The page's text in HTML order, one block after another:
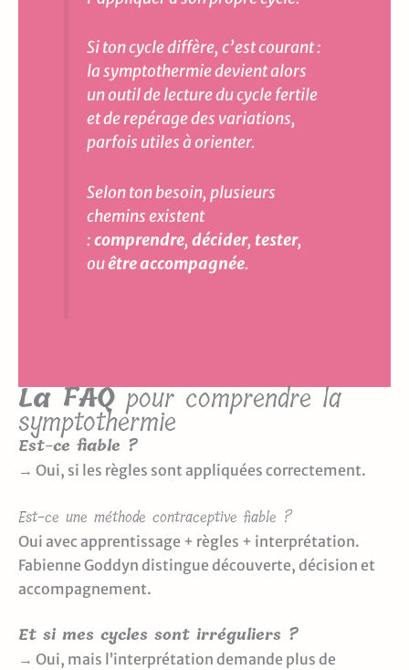
Si ton cycle diffère, c’est courant :
la symptothermie devient alors
un outil de lecture du cycle fertile
et de repérage des variations,
parfois utiles à orienter.
Selon ton besoin, plusieurs
chemins existent
:comprendre,décider, tester,
ouêtre accompagnée.
La FAQpour comprendre la
symptothermie
Est-ce fiable ?
→ Oui, si les règles sont appliquées correctement.
Est-ce une méthode contraceptive fiable ?
Oui avec apprentissage + règles + interprétation.
Fabienne Goddyn distingue découverte, décision et
accompagnement.
Et si mes cycles sont irréguliers ?
→ Oui, mais l’interprétation demande plus de